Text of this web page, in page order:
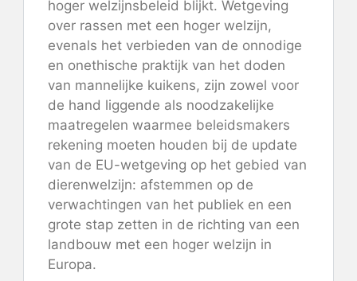
hoger welzijnsbeleid blijkt. Wetgeving
over rassen met een hoger welzijn,
evenals het verbieden van de onnodige
en onethische praktijk van het doden
van mannelijke kuikens, zijn zowel voor
de hand liggende als noodzakelijke
maatregelen waarmee beleidsmakers
rekening moeten houden bij de update
van de EU-wetgeving op het gebied van
dierenwelzijn: afstemmen op de
verwachtingen van het publiek en een
grote stap zetten in de richting van een
landbouw met een hoger welzijn in
Europa.